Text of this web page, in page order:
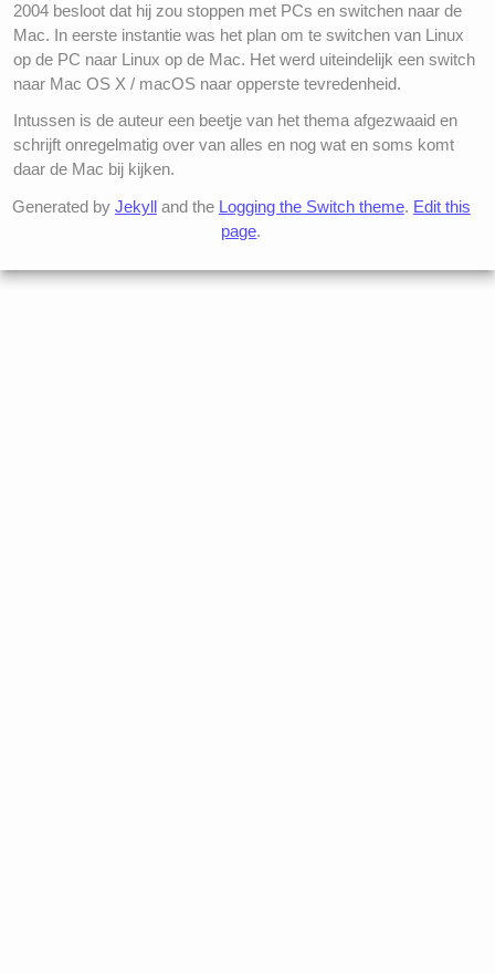
2004 besloot dat hij zou stoppen met PCs en switchen naar de
Mac. In eerste instantie was het plan om te switchen van Linux
op de PC naar Linux op de Mac. Het werd uiteindelijk een switch
naar Mac OS X / macOS naar opperste tevredenheid.
Intussen is de auteur een beetje van het thema afgezwaaid en
schrijft onregelmatig over van alles en nog wat en soms komt
daar de Mac bij kijken.
Generated by Jekylland the Logging the Switch theme. Edit this
page.